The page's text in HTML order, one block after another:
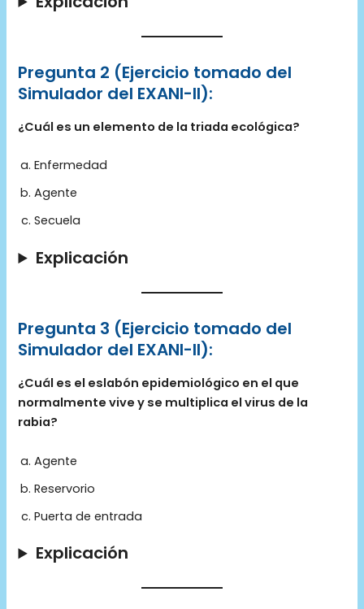
Pregunta 2 (Ejercicio tomado del
Simulador del EXANI-II):
¿Cuál es un elemento de la triada ecológica?
Enfermedad
Agente
Secuela
Explicación
Pregunta 3 (Ejercicio tomado del
Simulador del EXANI-II):
¿Cuál es el eslabón epidemiológico en el que
normalmente vive y se multiplica el virus de la
rabia?
Agente
Reservorio
Puerta de entrada
Explicación